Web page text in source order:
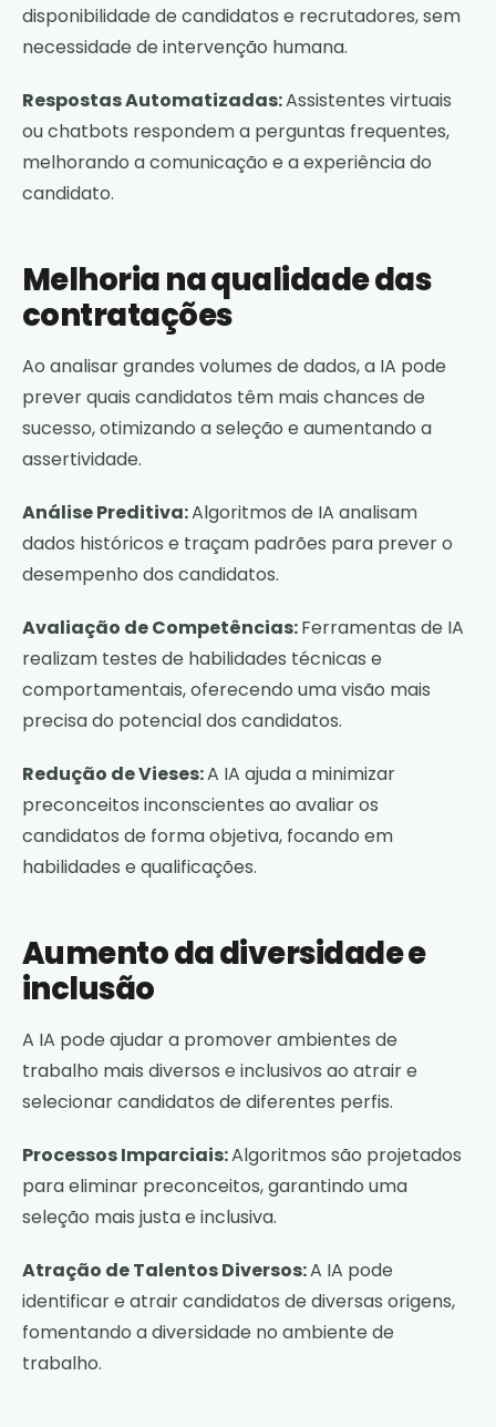
disponibilidade de candidatos e recrutadores, sem
necessidade de intervenção humana.
Respostas Automatizadas:Assistentes virtuais
ou chatbots respondem a perguntas frequentes,
melhorando a comunicação e a experiência do
candidato.
Melhoria na qualidade das
contratações
Ao analisar grandes volumes de dados, a IA pode
prever quais candidatos têm mais chances de
sucesso, otimizando a seleção e aumentando a
assertividade.
Análise Preditiva:Algoritmos de IA analisam
dados históricos e traçam padrões para prever o
desempenho dos candidatos.
Avaliação de Competências:Ferramentas de IA
realizam testes de habilidades técnicas e
comportamentais, oferecendo uma visão mais
precisa do potencial dos candidatos.
Redução de Vieses:A IA ajuda a minimizar
preconceitos inconscientes ao avaliar os
candidatos de forma objetiva, focando em
habilidades e qualificações.
Aumento da diversidade e
inclusão
A IA pode ajudar a promover ambientes de
trabalho mais diversos e inclusivos ao atrair e
selecionar candidatos de diferentes perfis.
Processos Imparciais:Algoritmos são projetados
para eliminar preconceitos, garantindo uma
seleção mais justa e inclusiva.
Atração de Talentos Diversos:A IA pode
identificar e atrair candidatos de diversas origens,
fomentando a diversidade no ambiente de
trabalho.